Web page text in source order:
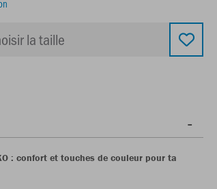
la taille
: confort et touches de couleur pour ta